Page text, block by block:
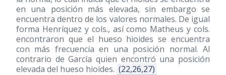
en una posición más elevada, sin embargo se
encuentra dentro de los valores normales. De igual
forma Henríquez y cols., así como Matheus y cols.
encontraron que el hueso hioides se encuentra
con más frecuencia en una posición normal. Al
contrario de García quien encontró una posición
elevada del hueso hioides. (22,26,27)